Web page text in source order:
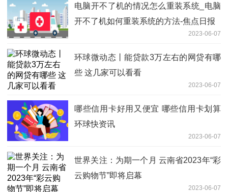
电脑开不了机的情况怎么重装系统_电脑
开不了机如何重装系统的方法-焦点日报
2023-06-07
环球微动态丨能贷款3万左右的网贷有哪
些 这几家可以看看
2023-06-07
哪些信用卡好用又便宜 哪些信用卡划算
环球快资讯
2023-06-07
世界关注：为期一个月 云南省2023年“彩
云购物节”即将启幕
2023-06-07